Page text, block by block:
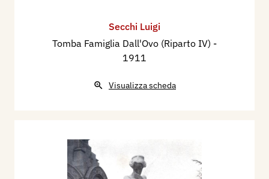
Secchi Luigi
Tomba Famiglia Dall'Ovo (Riparto IV) -
1911
Visualizza scheda